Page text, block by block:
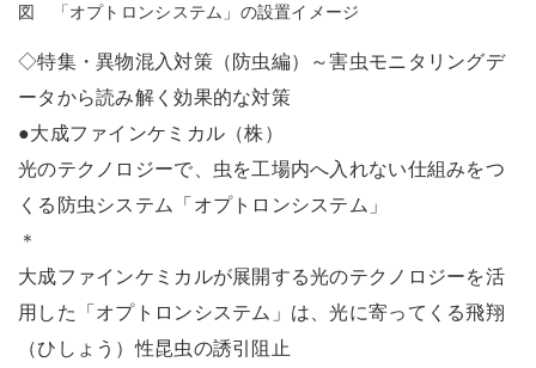
図 「オプトロンシステム」の設置イメージ
◇特集・異物混入対策（防虫編）～害虫モニタリングデ
ータから読み解く効果的な対策
●大成ファインケミカル（株）
光のテクノロジーで、虫を工場内へ入れない仕組みをつ
くる防虫システム「オプトロンシステム」
＊
大成ファインケミカルが展開する光のテクノロジーを活
用した「オプトロンシステム」は、光に寄ってくる飛翔
（ひしょう）性昆虫の誘引阻止